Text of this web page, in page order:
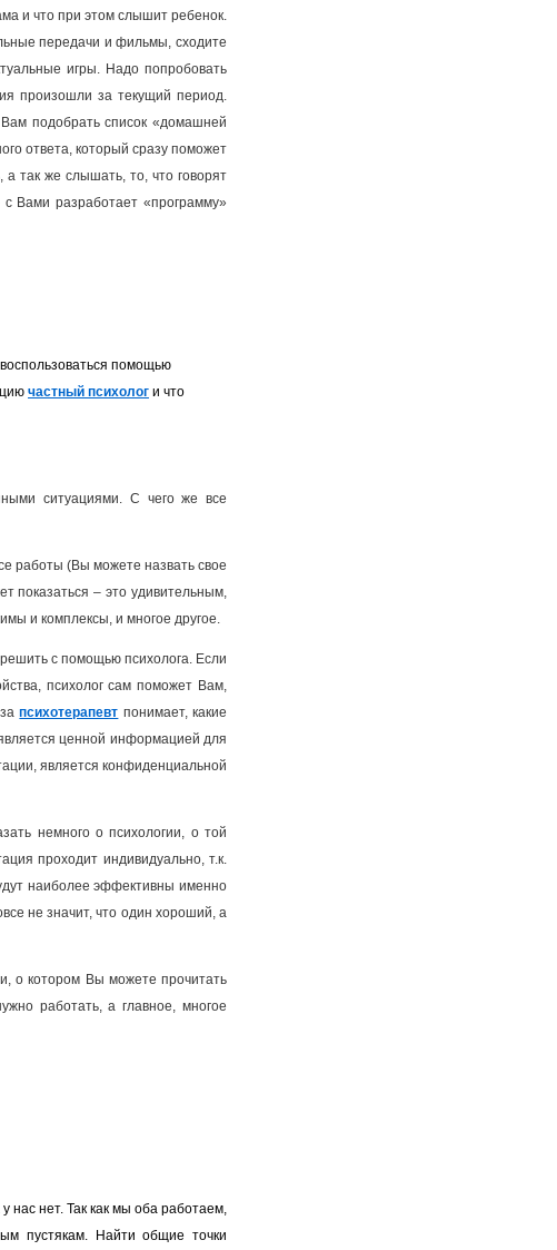
и что при этом слышит ребенок.
передачи и фильмы, сходите
игры. Надо попробовать
произошли за текущий период.
подобрать список «домашней
ответа, который сразу поможет
так же слышать, то, что говорят
Вами разработает «программу»
помощью
частный психолог и что
ситуациями. С чего же все
работы (Вы можете назвать свое
показаться – это удивительным,
и комплексы, и многое другое.
с помощью психолога. Если
психолог сам поможет Вам,
психотерапевт понимает, какие
ценной информацией для
является конфиденциальной
немного о психологии, о той
проходит индивидуально, т.к.
наиболее эффективны именно
не значит, что один хороший, а
о котором Вы можете прочитать
работать, а главное, многое
нас нет. Так как мы оба работаем,
пустякам. Найти общие точки